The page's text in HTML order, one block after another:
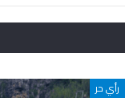
رأي حر